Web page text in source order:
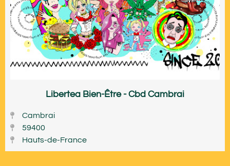
Libertea Bien-Être - Cbd Cambrai
Cambrai
59400
Hauts-de-France